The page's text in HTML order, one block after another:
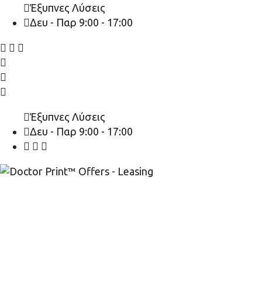
Έξυπνες Λύσεις
Δευ - Παρ 9:00 - 17:00
Έξυπνες Λύσεις
Δευ - Παρ 9:00 - 17:00